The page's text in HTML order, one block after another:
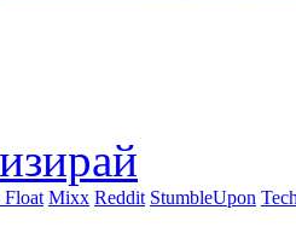
Float Mixx Reddit StumbleUpon